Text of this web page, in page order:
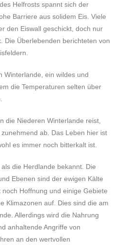
Helfrosts spannt sich der
Barriere aus solidem Eis. Viele
den Eiswall geschickt, doch nur
Die Überlebenden berichteten von
Winterlande, ein wildes und
die Temperaturen selten über
die Niederen Winterlande reist,
ab. Das Leben hier ist
es immer noch bitterkalt ist.
die Herdlande bekannt. Die
Ebenen sind der ewigen Kälte
Hoffnung und einige Gebiete
Klimazonen auf. Dies sind die am
Allerdings wird die Nahrung
anhaltende Angriffe von
an den wertvollen